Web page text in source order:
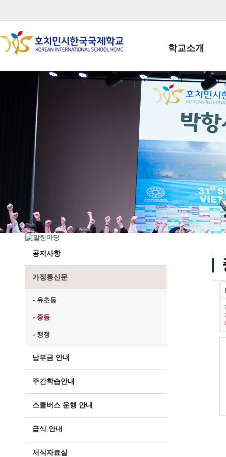
학교소개
학교장인사말
학생회장인사말
학교상징
학교 CI
교직원현황
학생현황
위치/전화
전경사진
공지사항
가정통신문
- 유초등
- 중등
- 행정
납부금 안내
주간학습안내
스쿨버스 운행 안내
급식 안내
서식자료실